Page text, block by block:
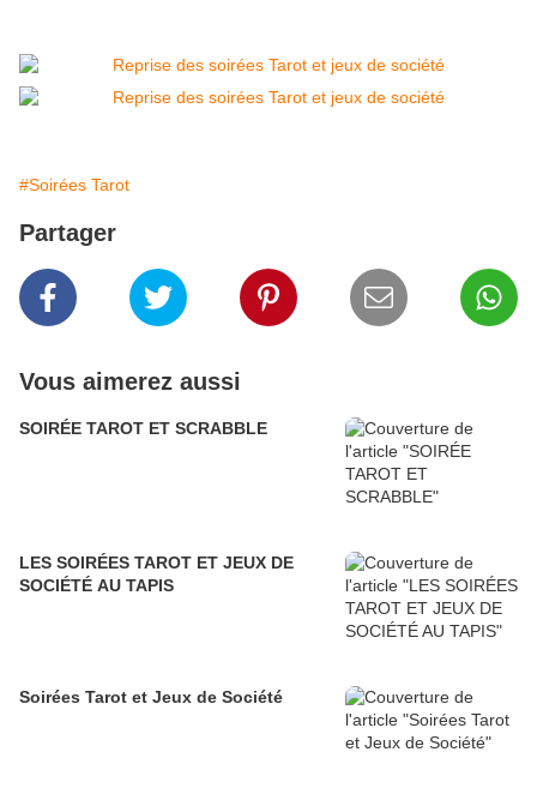
#Soirées Tarot
Partager
Vous aimerez aussi
SOIRÉE TAROT ET SCRABBLE
LES SOIRÉES TAROT ET JEUX DE
SOCIÉTÉ AU TAPIS
Soirées Tarot et Jeux de Société